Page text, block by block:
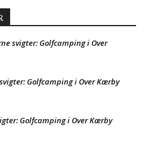
svigter: Golfcamping i Over
Golfcamping i Over Kærby
Golfcamping i Over Kærby